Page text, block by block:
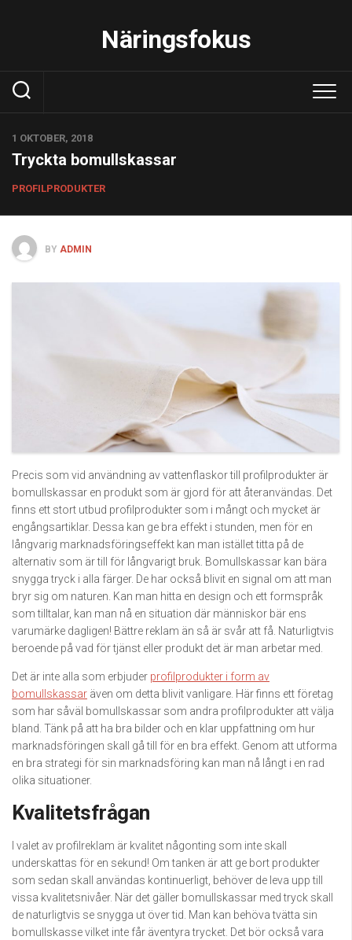
Näringsfokus
1 OKTOBER, 2018
Tryckta bomullskassar
PROFILPRODUKTER
BY ADMIN
Precis som vid användning av vattenflaskor till profilprodukter är
bomullskassar en produkt som är gjord för att återanvändas. Det
finns ett stort utbud profilprodukter som i mångt och mycket är
engångsartiklar. Dessa kan ge bra effekt i stunden, men för en
långvarig marknadsföringseffekt kan man istället titta på de
alternativ som är till för långvarigt bruk. Bomullskassar kan bära
snygga tryck i alla färger. De har också blivit en signal om att man
bryr sig om naturen. Kan man hitta en design och ett formspråk
som tilltalar, kan man nå en situation där människor bär ens
varumärke dagligen! Bättre reklam än så är svår att få. Naturligtvis
beroende på vad för tjänst eller produkt det är man arbetar med.
Det är inte alla som erbjuder profilprodukter i form av
bomullskassar även om detta blivit vanligare. Här finns ett företag
som har såväl bomullskassar som andra profilprodukter att välja
bland. Tänk på att ha bra bilder och en klar uppfattning om hur
marknadsföringen skall gå till för en bra effekt. Genom att utforma
en bra strategi för sin marknadsföring kan man nå långt i en rad
olika situationer.
Kvalitetsfrågan
I valet av profilreklam är kvalitet någonting som inte skall
underskattas för en sekund! Om tanken är att ge bort produkter
som sedan skall användas kontinuerligt, behöver de leva upp till
vissa kvalitetsnivåer. När det gäller bomullskassar med tryck skall
de naturligtvis se snygga ut över tid. Man kan behöva tvätta sin
bomullskasse vilket inte får äventyra trycket. Det bör också vara